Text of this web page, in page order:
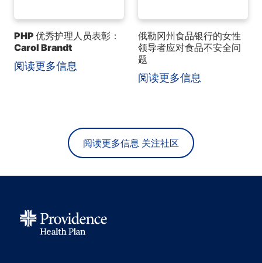
PHP 优秀护理人员表彰：
Carol Brandt
阅读更多信息
俄勒冈州食品银行的女性
领导者应对食品不安全问
题
阅读更多信息
阅读更多信息 关注社区